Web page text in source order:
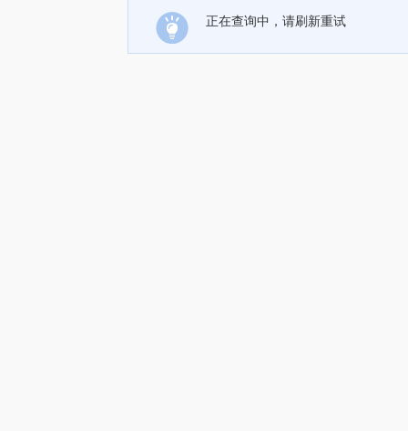
正在查询中，请刷新重试